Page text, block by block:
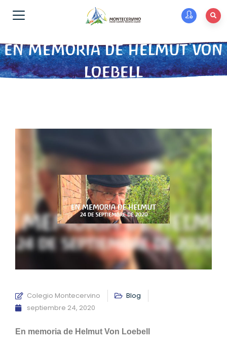
EN MEMORIA DE HELMUT VON
LOEBELL
Colegio Montecervino
Blog
septiembre 24, 2020
En memoria de Helmut Von Loebell